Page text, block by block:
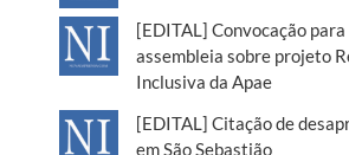
[EDITAL] Convocação para
assembleia sobre projeto
Inclusiva da Apae
[EDITAL] Citação de
em São Sebastião